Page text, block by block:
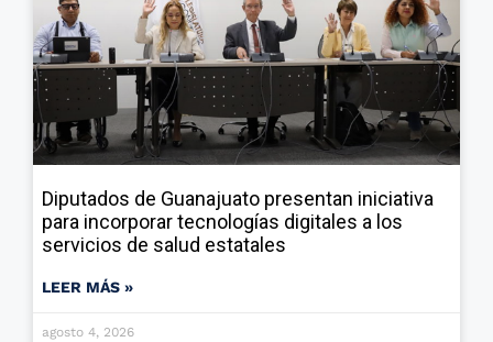
Diputados de Guanajuato presentan iniciativa
para incorporar tecnologías digitales a los
servicios de salud estatales
LEER MÁS »
agosto 4, 2026